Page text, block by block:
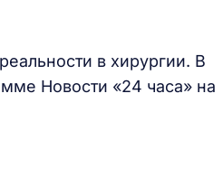
в хирургии. В
Новости «24 часа» на